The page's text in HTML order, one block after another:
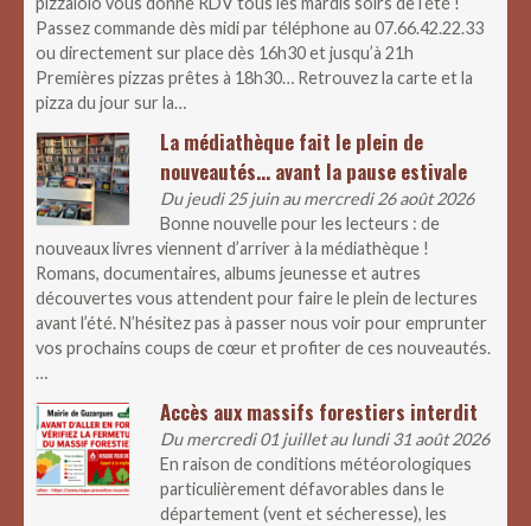
Passez commande dès midi par téléphone au 07.66.42.22.33
ou directement sur place dès 16h30 et jusqu’à 21h
Premières pizzas prêtes à 18h30… Retrouvez la carte et la
pizza du jour sur la…
La médiathèque fait le plein de
nouveautés… avant la pause estivale
Du jeudi 25 juin au mercredi 26 août 2026
Bonne nouvelle pour les lecteurs : de
nouveaux livres viennent d’arriver à la médiathèque !
Romans, documentaires, albums jeunesse et autres
découvertes vous attendent pour faire le plein de lectures
avant l’été. N’hésitez pas à passer nous voir pour emprunter
vos prochains coups de cœur et profiter de ces nouveautés.
…
Accès aux massifs forestiers interdit
Du mercredi 01 juillet au lundi 31 août 2026
En raison de conditions météorologiques
particulièrement défavorables dans le
département (vent et sécheresse), les